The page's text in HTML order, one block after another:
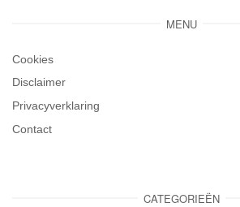
MENU
Cookies
Disclaimer
Privacyverklaring
Contact
CATEGORIEËN